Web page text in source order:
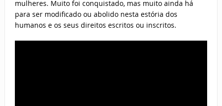
mulheres. Muito foi conquistado, mas muito ainda há
para ser modificado ou abolido nesta estória dos
humanos e os seus direitos escritos ou inscritos.